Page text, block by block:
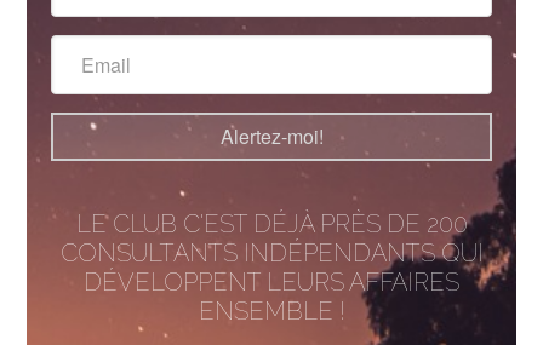
Alertez-moi!
LE CLUB C'EST DÉJÀ PRÈS DE 200
CONSULTANTS INDÉPENDANTS QUI
DÉVELOPPENT LEURS AFFAIRES
ENSEMBLE !